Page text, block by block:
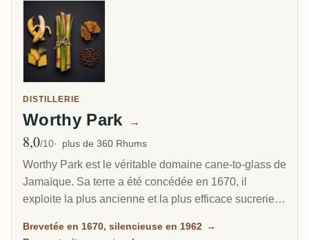
DISTILLERIE
Worthy Park →
Note moyenne
8,0/10 plus de 360 Rhums
Worthy Park est le véritable domaine cane-to-glass de
Jamaïque. Sa terre a été concédée en 1670, il
exploite la plus ancienne et la plus efficace sucrerie
produit lui-même. Après s'être tu en 1962, la distillerie
Brevetée en 1670, silencieuse en 1962 →